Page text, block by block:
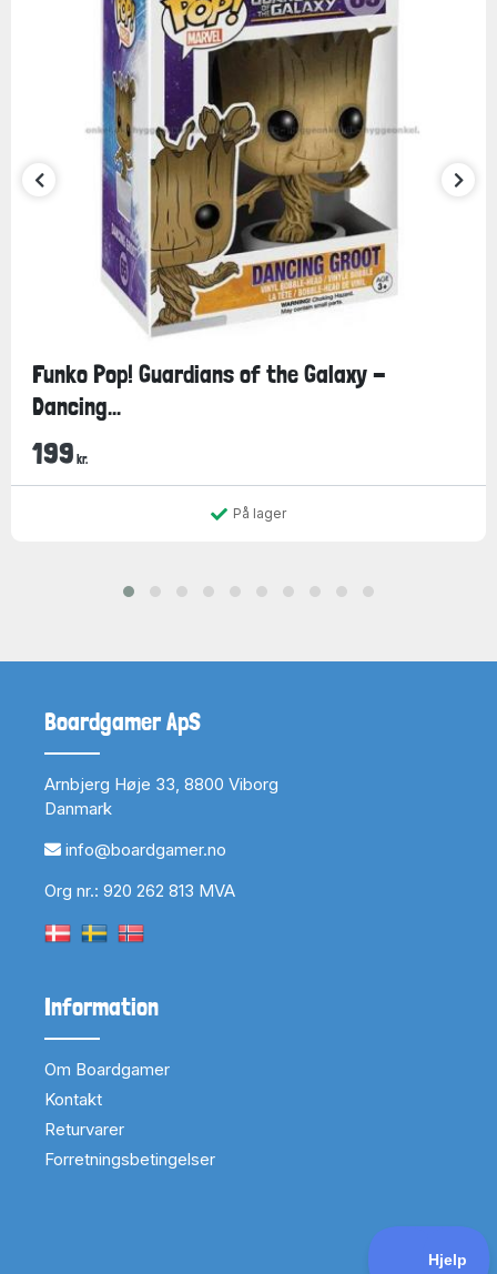
Funko Pop! Guardians of the Galaxy -
Dancing...
199 kr.
På lager
Boardgamer ApS
Arnbjerg Høje 33, 8800 Viborg
Danmark
info@boardgamer.no
Org nr.: 920 262 813 MVA
Information
Om Boardgamer
Kontakt
Returvarer
Forretningsbetingelser